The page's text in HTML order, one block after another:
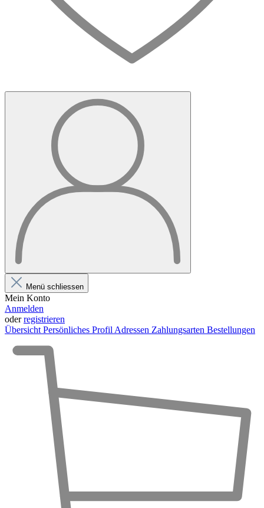
Menü schliessen
Mein Konto
Anmelden
oderregistrieren
Übersicht Persönliches Profil Adressen Zahlungsarten Bestellungen